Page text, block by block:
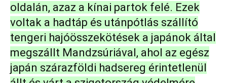
oldalán, azaz a kínai partok felé. Ezek
voltak a hadtáp és utánpótlás szállító
tengeri hajóösszekötések a japánok által
megszállt Mandzsúriával, ahol az egész
japán szárazföldi hadsereg érintetlenül